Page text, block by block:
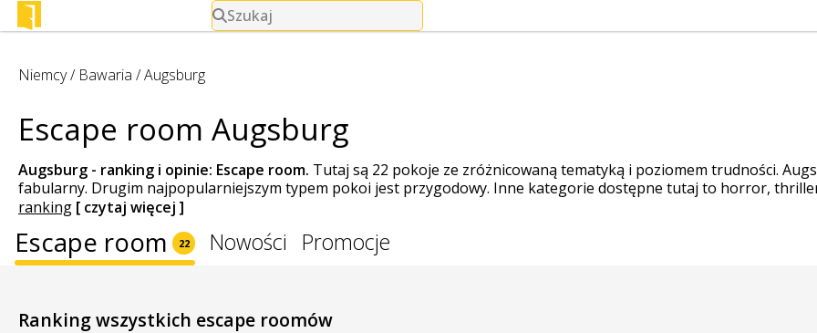
Szukaj
Niemcy/ Bawaria /Augsburg
Escape room Augsburg
Augsburg - ranking i opinie: Escape room. Tutaj są 22 pokoje ze zróżnicowaną tematyką i poziomem trudności.
fabularny. Drugim najpopularniejszym typem pokoi jest przygodowy. Inne kategorie dostępne tutaj to horror,
ranking [ czytaj więcej ]
Escape room 22 Nowości Promocje
Ranking wszystkich escape roomów